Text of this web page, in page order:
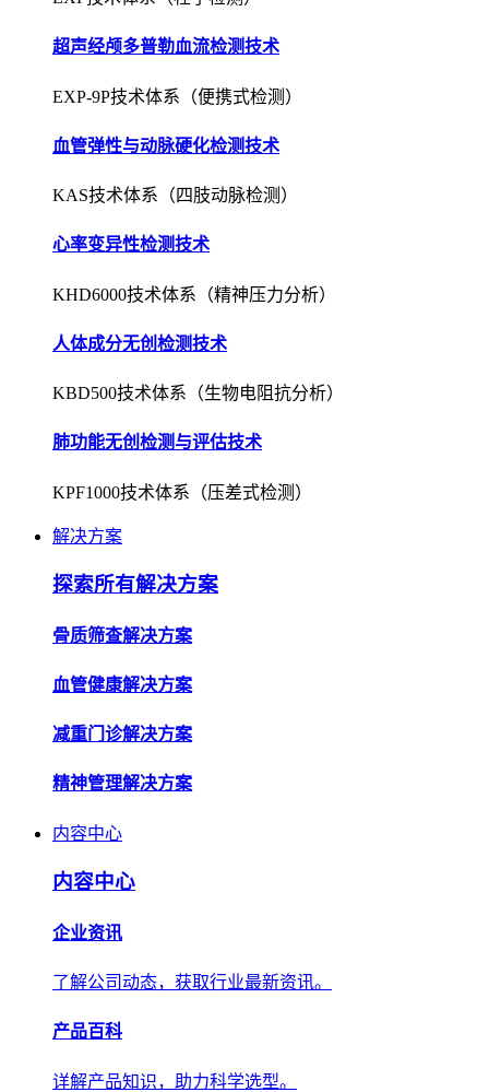
超声经颅多普勒血流检测技术
EXP-9P技术体系（便携式检测）
血管弹性与动脉硬化检测技术
KAS技术体系（四肢动脉检测）
心率变异性检测技术
KHD6000技术体系（精神压力分析）
人体成分无创检测技术
KBD500技术体系（生物电阻抗分析）
肺功能无创检测与评估技术
KPF1000技术体系（压差式检测）
解决方案
探索所有解决方案
骨质筛查解决方案
血管健康解决方案
减重门诊解决方案
精神管理解决方案
内容中心
内容中心
企业资讯
了解公司动态，获取行业最新资讯。
产品百科
详解产品知识，助力科学选型。